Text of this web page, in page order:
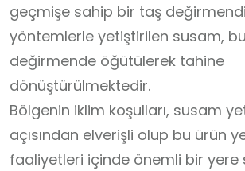
geçmişe sahip bir taş
yöntemlerle yetiştirilen susam,
değirmende öğütülerek tahine
dönüştürülmektedir.
Bölgenin iklim koşulları, susam
açısından elverişli olup bu ürün
faaliyetleri içinde önemli bir yere